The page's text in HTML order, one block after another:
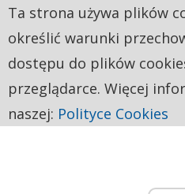
Ta strona używa plików
określić warunki
dostępu do plików
przeglądarce. Więcej
naszej: Polityce Cookies